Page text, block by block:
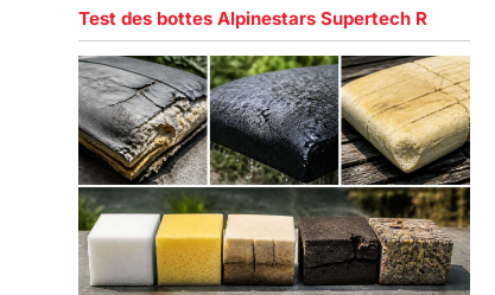
Test des bottes Alpinestars Supertech R